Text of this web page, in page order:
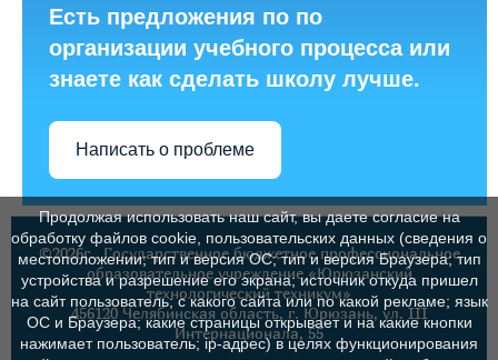
Есть предложения по по
организации учебного процесса или
знаете как сделать школу лучше.
Написать о проблеме
©2026г., Государственное бюджетное профессиональное
образовательное учреждение «Юрюзанский
технологический техникум»
456120 Челябинская область, г. Юрюзань, ул. III
Интернационала, 55
Продолжая использовать наш сайт, вы даете согласие на
обработку файлов cookie, пользовательских данных (сведения о
местоположении; тип и версия ОС; тип и версия Браузера; тип
устройства и разрешение его экрана; источник откуда пришел
на сайт пользователь; с какого сайта или по какой рекламе; язык
ОС и Браузера; какие страницы открывает и на какие кнопки
нажимает пользователь; ip-адрес) в целях функционирования